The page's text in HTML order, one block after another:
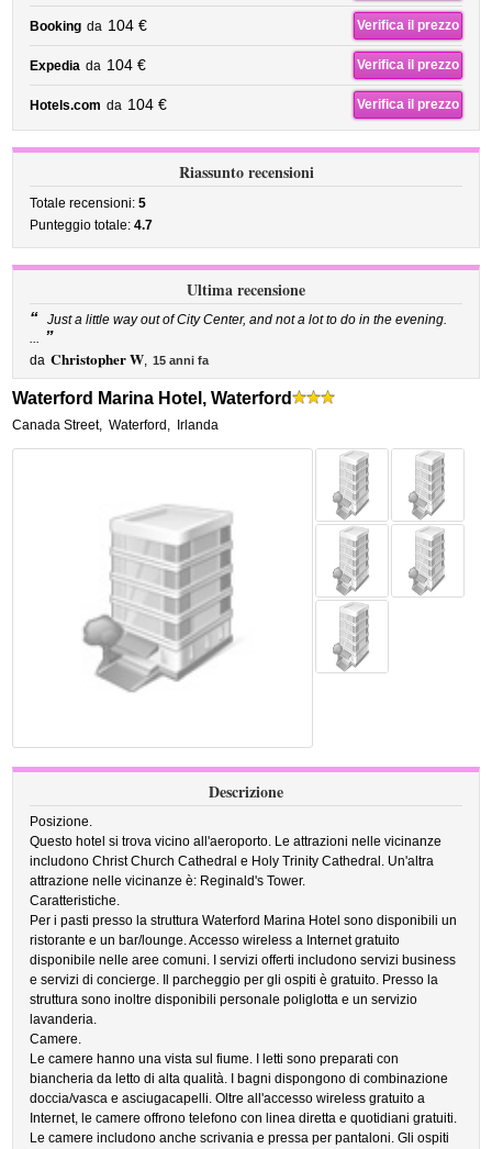
Booking da 104 € Verifica il prezzo
Expedia da 104 € Verifica il prezzo
Hotels.com da 104 € Verifica il prezzo
Riassunto recensioni
Totale recensioni:5
Punteggio totale:4.7
Ultima recensione
“ Just a little way out of City Center, and not a lot to do in the evening.
... ”
da Christopher W, 15 anni fa
Waterford Marina Hotel, Waterford
Canada Street, Waterford , Irlanda
Descrizione
Posizione.
Questo hotel si trova vicino all'aeroporto. Le attrazioni nelle vicinanze
includono Christ Church Cathedral e Holy Trinity Cathedral. Un'altra
attrazione nelle vicinanze è: Reginald's Tower.
Caratteristiche.
Per i pasti presso la struttura Waterford Marina Hotel sono disponibili un
ristorante e un bar/lounge. Accesso wireless a Internet gratuito
disponibile nelle aree comuni. I servizi offerti includono servizi business
e servizi di concierge. Il parcheggio per gli ospiti è gratuito. Presso la
struttura sono inoltre disponibili personale poliglotta e un servizio
lavanderia.
Camere.
Le camere hanno una vista sul fiume. I letti sono preparati con
biancheria da letto di alta qualità. I bagni dispongono di combinazione
doccia/vasca e asciugacapelli. Oltre all'accesso wireless gratuito a
Internet, le camere offrono telefono con linea diretta e quotidiani gratuiti.
Le camere includono anche scrivania e pressa per pantaloni. Gli ospiti